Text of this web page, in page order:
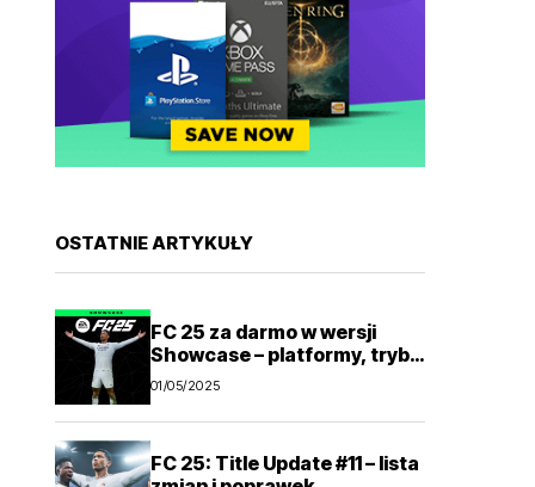
OSTATNIE ARTYKUŁY
FC 25 za darmo w wersji
Showcase – platformy, tryby
gry
01/05/2025
FC 25: Title Update #11 – lista